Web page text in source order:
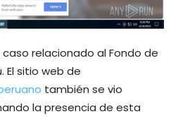
relacionado al Fondo de
El sitio web de
también se vio
la presencia de esta